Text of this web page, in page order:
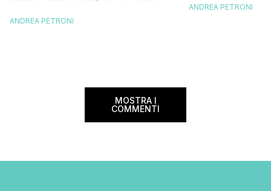
tantissimo perché ti permetterà di
ANDREA PETRONI
meravigliosi del
ANDREA PETRONI
MOSTRA I
COMMENTI